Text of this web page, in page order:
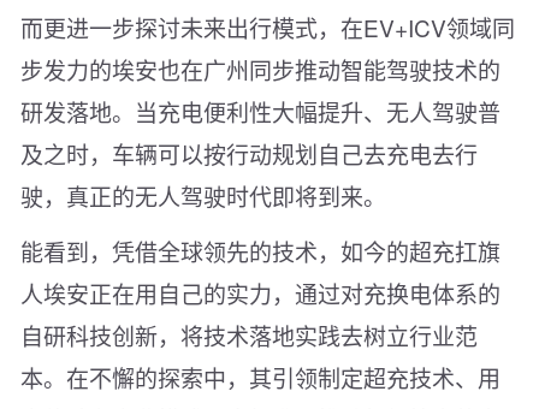
而更进一步探讨未来出行模式，在EV+ICV领域同
步发力的埃安也在广州同步推动智能驾驶技术的
研发落地。当充电便利性大幅提升、无人驾驶普
及之时，车辆可以按行动规划自己去充电去行
驶，真正的无人驾驶时代即将到来。
能看到，凭借全球领先的技术，如今的超充扛旗
人埃安正在用自己的实力，通过对充换电体系的
自研科技创新，将技术落地实践去树立行业范
本。在不懈的探索中，其引领制定超充技术、用